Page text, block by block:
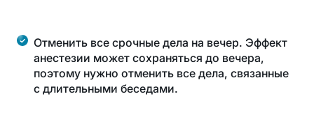
Отменить все срочные дела на вечер. Эффект
анестезии может сохраняться до вечера,
поэтому нужно отменить все дела, связанные
с длительными беседами.